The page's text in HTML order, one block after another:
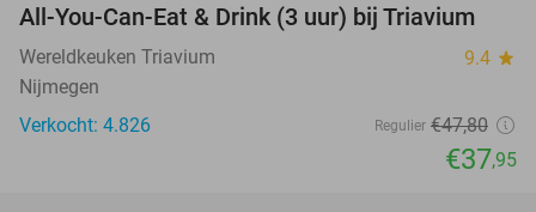
21%
All-You-Can-Eat & Drink (3 uur) bij Triavium
Wereldkeuken Triavium 9.4 star
Nijmegen
Verkocht: 4.826
Regulier €47,80
€37,95